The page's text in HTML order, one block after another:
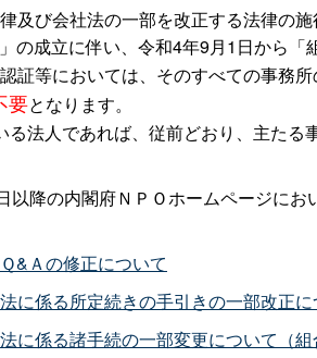
及び会社法の一部を改正する法律
の成立に伴い、令和4年9月1日から
証等においては、そのすべての事務
要となります。
法人であれば、従前どおり、主た
以降の内閣府ＮＰＯホームページに
&Ａの修正について
に係る所定続きの手引きの一部改正に
に係る諸手続の一部変更について（組